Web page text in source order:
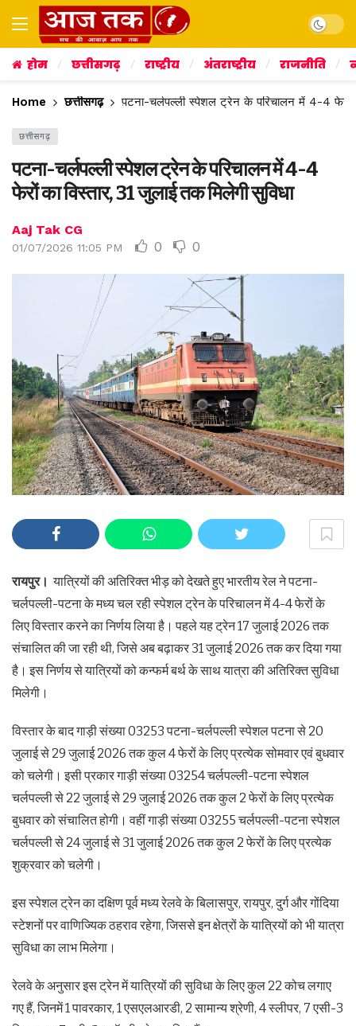
Dark
होम छत्तीसगढ़ राष्ट्रीय अंतराष्ट्रीय राजनीति
Home छत्तीसगढ़ पटना-चर्लपल्ली स्पेशल ट्रेन के परिचालन में 4-4 फेरों
छत्तीसगढ़
पटना-चर्लपल्ली स्पेशल ट्रेन के परिचालन में 4-4
फेरों का विस्तार, 31 जुलाई तक मिलेगी सुविधा
Aaj Tak CG
01/07/2026 11:05 PM 0 0
रायपुर। यात्रियों की अतिरिक्त भीड़ को देखते हुए भारतीय रेल ने पटना-
चर्लपल्ली-पटना के मध्य चल रही स्पेशल ट्रेन के परिचालन में 4-4 फेरों के
लिए विस्तार करने का निर्णय लिया है। पहले यह ट्रेन 17 जुलाई 2026 तक
संचालित की जा रही थी, जिसे अब बढ़ाकर 31 जुलाई 2026 तक कर दिया गया
है। इस निर्णय से यात्रियों को कन्फर्म बर्थ के साथ यात्रा की अतिरिक्त सुविधा
मिलेगी।
विस्तार के बाद गाड़ी संख्या 03253 पटना-चर्लपल्ली स्पेशल पटना से 20
जुलाई से 29 जुलाई 2026 तक कुल 4 फेरों के लिए प्रत्येक सोमवार एवं बुधवार
को चलेगी। इसी प्रकार गाड़ी संख्या 03254 चर्लपल्ली-पटना स्पेशल
चर्लपल्ली से 22 जुलाई से 29 जुलाई 2026 तक कुल 2 फेरों के लिए प्रत्येक
बुधवार को संचालित होगी। वहीं गाड़ी संख्या 03255 चर्लपल्ली-पटना स्पेशल
चर्लपल्ली से 24 जुलाई से 31 जुलाई 2026 तक कुल 2 फेरों के लिए प्रत्येक
शुक्रवार को चलेगी।
इस स्पेशल ट्रेन का दक्षिण पूर्व मध्य रेलवे के बिलासपुर, रायपुर, दुर्ग और गोंदिया
स्टेशनों पर वाणिज्यिक ठहराव रहेगा, जिससे इन क्षेत्रों के यात्रियों को भी यात्रा
सुविधा का लाभ मिलेगा।
रेलवे के अनुसार इस ट्रेन में यात्रियों की सुविधा के लिए कुल 22 कोच लगाए
गए हैं, जिनमें 1 पावरकार, 1 एसएलआरडी, 2 सामान्य श्रेणी, 4 स्लीपर, 7 एसी-3